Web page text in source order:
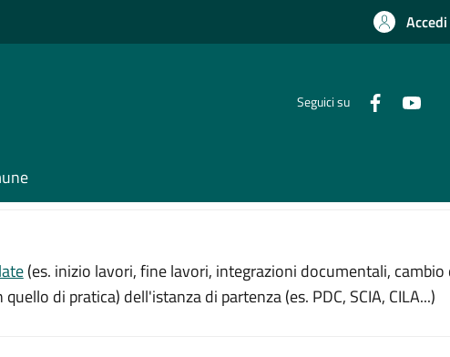
Seguici su
(es. inizio lavori, fine lavori, integrazioni documentali,
quello di pratica) dell'istanza di partenza (es. PDC, SCIA, CILA...)